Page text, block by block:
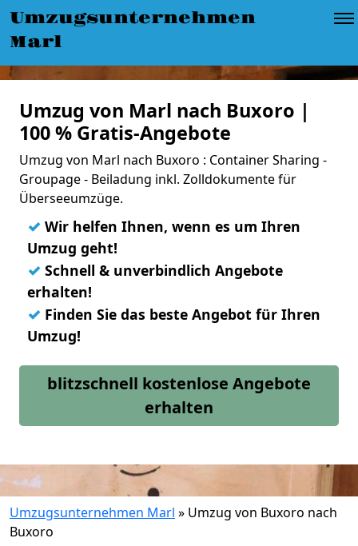
Umzugsunternehmen
Marl
Umzug von Marl nach Buxoro |
100 % Gratis-Angebote
Umzug von Marl nach Buxoro : Container Sharing -
Groupage - Beiladung inkl. Zolldokumente für
Überseeumzüge.
✓ Wir helfen Ihnen, wenn es um Ihren
Umzug geht!
✓ Schnell & unverbindlich Angebote
erhalten!
✓ Finden Sie das beste Angebot für Ihren
Umzug!
blitzschnell kostenlose Angebote
erhalten
Umzugsunternehmen Marl » Umzug von Buxoro nach
Buxoro